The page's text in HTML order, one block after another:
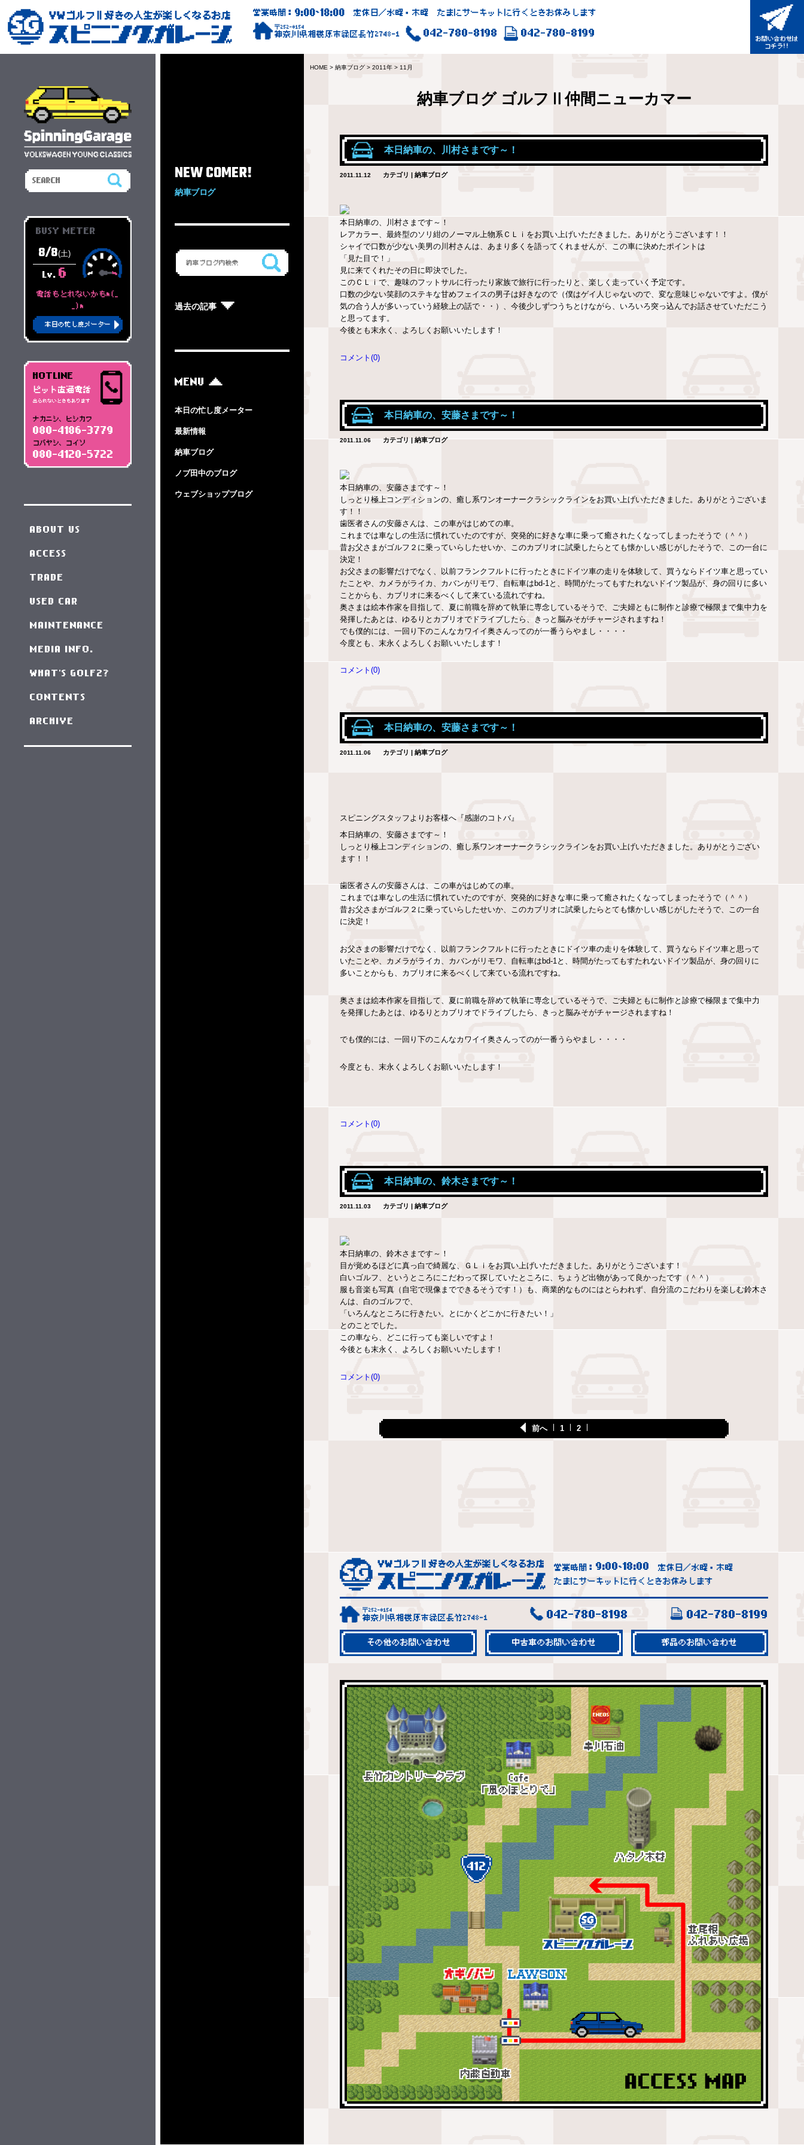
営業時間：9:00~18:00 定休日／水曜・木曜 たまにサーキットに行くときお休みします
〒252-0154
神奈川県相模原市緑区長竹2748-1 042-780-8198 042-780-8199
NEW COMER!
納車ブログ
過去の記事
MENU
本日の忙し度メーター
最新情報
納車ブログ
ノブ田中のブログ
ウェブショップブログ
HOME > 納車ブログ > 2011年 > 11月
納車ブログ ゴルフⅡ仲間ニューカマー
本日納車の、川村さまです～！
2011.11.12 カテゴリ | 納車ブログ
本日納車の、川村さまです～！
レアカラー、最終型のソリ紺のノーマル上物系ＣＬｉをお買い上げいただきました。ありがとうございます！！
シャイで口数が少ない美男の川村さんは、あまり多くを語ってくれませんが、この車に決めたポイントは
「見た目で！」
見に来てくれたその日に即決でした。
このＣＬｉで、趣味のフットサルに行ったり家族で旅行に行ったりと、楽しく走っていく予定です。
口数の少ない笑顔のステキな甘めフェイスの男子は好きなので（僕はゲイ人じゃないので、変な意味じゃないですよ。僕が
気の合う人が多いっていう経験上の話で・・）、今後少しずつうちとけながら、いろいろ突っ込んでお話させていただこう
と思ってます。
今後とも末永く、よろしくお願いいたします！
コメント(0)
本日納車の、安藤さまです～！
2011.11.06 カテゴリ | 納車ブログ
本日納車の、安藤さまです～！
しっとり極上コンディションの、癒し系ワンオーナークラシックラインをお買い上げいただきました。ありがとうございま
す！！
歯医者さんの安藤さんは、この車がはじめての車。
これまでは車なしの生活に慣れていたのですが、突発的に好きな車に乗って癒されたくなってしまったそうで（＾＾）
昔お父さまがゴルフ２に乗っていらしたせいか、このカブリオに試乗したらとても懐かしい感じがしたそうで、この一台に
決定！
お父さまの影響だけでなく、以前フランクフルトに行ったときにドイツ車の走りを体験して、買うならドイツ車と思ってい
たことや、カメラがライカ、カバンがリモワ、自転車はbd-1と、時間がたってもすたれないドイツ製品が、身の回りに多い
ことからも、カブリオに来るべくして来ている流れですね。
奥さまは絵本作家を目指して、夏に前職を辞めて執筆に専念しているそうで、ご夫婦ともに制作と診療で極限まで集中力を
発揮したあとは、ゆるりとカブリオでドライブしたら、きっと脳みそがチャージされますね！
でも僕的には、一回り下のこんなカワイイ奥さんってのが一番うらやまし・・・・
今度とも、末永くよろしくお願いいたします！
コメント(0)
本日納車の、安藤さまです～！
2011.11.06 カテゴリ | 納車ブログ
スピニングスタッフよりお客様へ『感謝のコトバ』
本日納車の、安藤さまです～！
しっとり極上コンディションの、癒し系ワンオーナークラシックラインをお買い上げいただきました。ありがとうござい
ます！！
歯医者さんの安藤さんは、この車がはじめての車。
これまでは車なしの生活に慣れていたのですが、突発的に好きな車に乗って癒されたくなってしまったそうで（＾＾）
昔お父さまがゴルフ２に乗っていらしたせいか、このカブリオに試乗したらとても懐かしい感じがしたそうで、この一台
に決定！
お父さまの影響だけでなく、以前フランクフルトに行ったときにドイツ車の走りを体験して、買うならドイツ車と思って
いたことや、カメラがライカ、カバンがリモワ、自転車はbd-1と、時間がたってもすたれないドイツ製品が、身の回りに
多いことからも、カブリオに来るべくして来ている流れですね。
奥さまは絵本作家を目指して、夏に前職を辞めて執筆に専念しているそうで、ご夫婦ともに制作と診療で極限まで集中力
を発揮したあとは、ゆるりとカブリオでドライブしたら、きっと脳みそがチャージされますね！
でも僕的には、一回り下のこんなカワイイ奥さんってのが一番うらやまし・・・・
今度とも、末永くよろしくお願いいたします！
コメント(0)
本日納車の、鈴木さまです～！
2011.11.03 カテゴリ | 納車ブログ
本日納車の、鈴木さまです～！
目が覚めるほどに真っ白で綺麗な、ＧＬｉをお買い上げいただきました。ありがとうございます！
白いゴルフ、というところにこだわって探していたところに、ちょうど出物があって良かったです（＾＾）
服も音楽も写真（自宅で現像までできるそうです！）も、商業的なものにはとらわれず、自分流のこだわりを楽しむ鈴木さ
んは、白のゴルフで、
「いろんなところに行きたい。とにかくどこかに行きたい！」
とのことでした。
この車なら、どこに行っても楽しいですよ！
今後とも末永く、よろしくお願いいたします！
コメント(0)
前へ 1 2
営業時間： 9:00~18:00
定休日／水曜・木曜
たまにサーキットに行くときお休みします
〒252-0154
神奈川県相模原市緑区長竹2748-1 042-780-8198 042-780-8199
その他のお問い合わせ 中古車のお問い合わせ 部品のお問い合わせ
BUSY METER
8/8(土)
Lv. 6
電話もとれないかもm(_
_)m
本日の忙し度メーター
HOTLINE
ピット直通電話
出られないときもあります
ナカニシ、ヒシカワ
080-4186-3779
コバヤシ、コイソ
080-4120-5722
ABOUT US
ACCESS
TRADE
USED CAR
MAINTENANCE
MEDIA INFO.
WHAT'S GOLF2?
CONTENTS
ARCHIVE